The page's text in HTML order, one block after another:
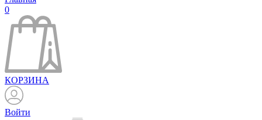
0
КОРЗИНА
Войти